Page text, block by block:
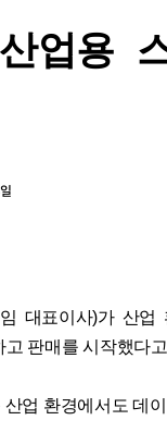
업용
대표이사)가 산업
판매를 시작했다
업 환경에서도 데이